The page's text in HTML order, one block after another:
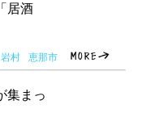
居酒
岩村 恵那市
集まっ